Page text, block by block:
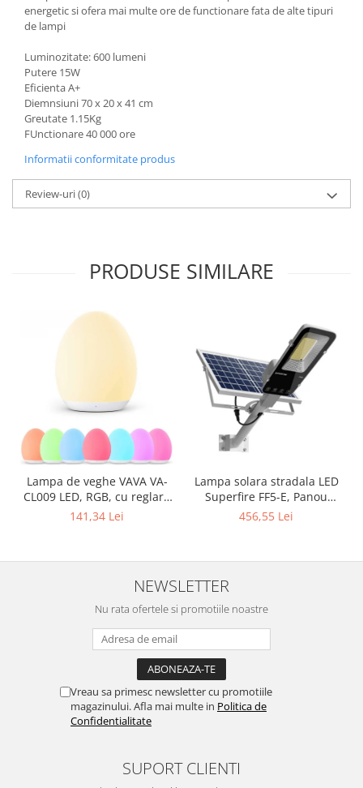
energetic si ofera mai multe ore de functionare fata de alte tipuri
de lampi
Luminozitate: 600 lumeni
Putere 15W
Eficienta A+
Diemnsiuni 70 x 20 x 41 cm
Greutate 1.15Kg
FUnctionare 40 000 ore
Informatii conformitate produs
Review-uri(0)
PRODUSE SIMILARE
Lampa de veghe VAVA VA-
CL009 LED, RGB, cu reglare
touch a Intensitatii, lumina
141,34 Lei
Lampa solara stradala LED
Superfire FF5-E, Panou
solar, Telecomanda, 897W,
456,55 Lei
NEWSLETTER
Nu rata ofertele si promotiile noastre
Vreau sa primesc newsletter cu promotiile
magazinului. Afla mai multe in Politica de
Confidentialitate
SUPORT CLIENTI